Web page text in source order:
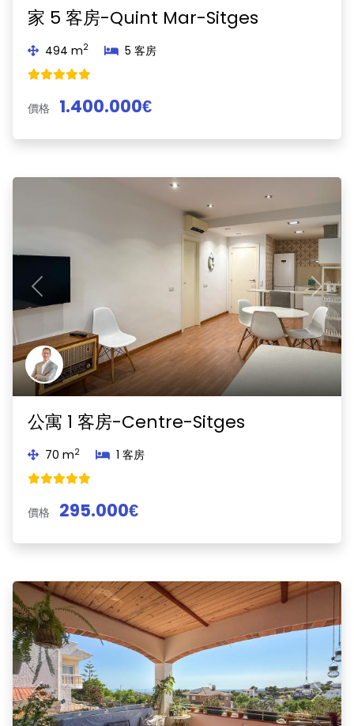
家 5 客房-Quint Mar-Sitges
494 m2 5 客房
價格 1.400.000€
Previous Next
公寓 1 客房-Centre-Sitges
70 m2 1 客房
價格 295.000€
Previous Next